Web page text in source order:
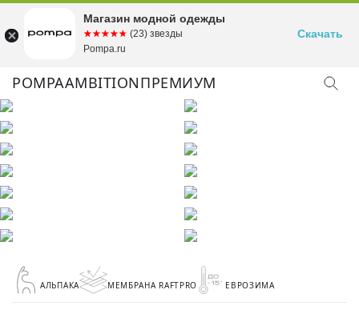
POMPAAMBITIONПРЕМИУМ
АЛЬПАКА МЕМБРАНА RAFTPRO ЕВРОЗИМА
Магазин модной одежды
☆☆☆☆☆
★★★★★ (23) звезды
Pompa.ru
Скачать